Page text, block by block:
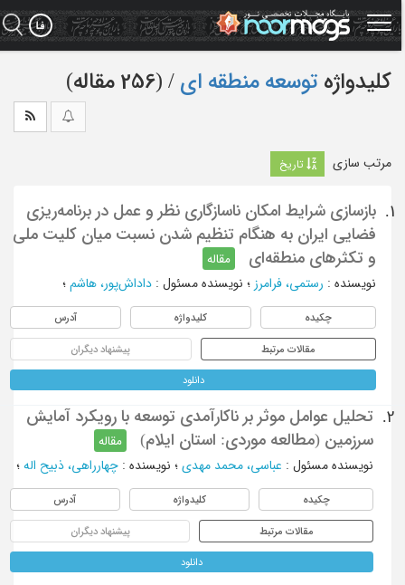
کلیدواژه توسعه منطقه ای ‏/ (256 مقاله)
مرتب سازی تاریخ
1.
بازسازی شرایط امکان ناسازگاری نظر و عمل در برنامه‌ریزی
فضایی ایران به‌ هنگام تنظیم شدن نسبت میان کلیت ملی
و تکثرهای منطقه‌ای
مقاله
نویسنده: رستمی، فرامرز ؛ نویسنده مسئول : داداش‌پور، هاشم؛
چکیده کلیدواژه آدرس
مقالات مرتبط پیشنهاد دیگران
دانلود
2.
تحلیل عوامل موثر بر ناکارآمدی توسعه با رویکرد آمایش
سرزمین (مطالعه موردی: استان ایلام)
مقاله
نویسنده مسئول : عباسی، محمد مهدی؛ نویسنده: چهارراهی، ذبیح اله؛
چکیده کلیدواژه آدرس
مقالات مرتبط پیشنهاد دیگران
دانلود